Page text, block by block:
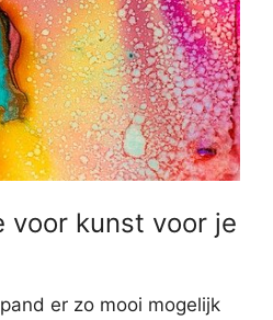
voor kunst voor je
er zo mooi mogelijk